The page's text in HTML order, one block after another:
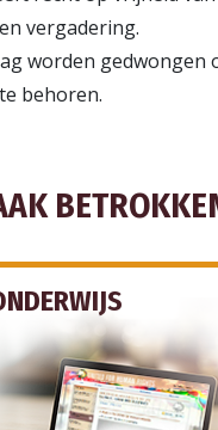
vergadering.
worden gedwongen
behoren.